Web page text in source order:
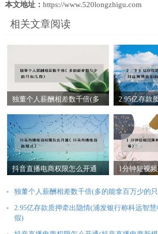
本文地址： https://www.520longzhigu.com
相关文章阅读
独董个人薪酬相差数千倍(多
2.95亿存款
证函回函为
抖音直播电商权限怎么开通
1分钟短视
独董个人薪酬相差数千倍(多的能拿百万少的
2.95亿存款质押牵出隐情(浦发银行称科远智
假)